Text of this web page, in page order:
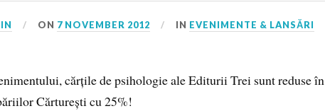
ON 7 NOVEMBER 2012 IN EVENIMENTE & LANSĂRI
cărțile de psihologie ale Editurii Trei sunt reduse în
Cărturești cu 25%!